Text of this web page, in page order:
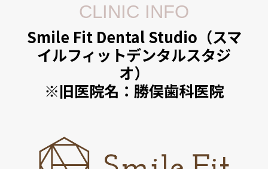
CLINIC INFO
Smile Fit Dental Studio（スマ
イルフィットデンタルスタジ
オ）
※旧医院名：勝俣歯科医院